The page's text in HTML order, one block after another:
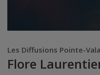
Les Diffusions Pointe-
Flore